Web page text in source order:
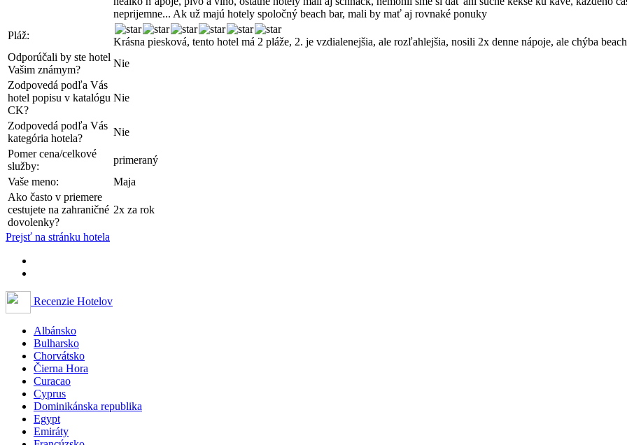
neprijemne... Ak už majú hotely spoločný beach bar, mali by mať aj rovnaké ponuky
Pláž:
Krásna piesková, tento hotel má 2 pláže, 2. je vzdialenejšia, ale rozľahlejšia, nosili 2x denne nápoje, ale chýba
Odporúčali by ste hotel
Vašim známym?
Nie
Zodpovedá podľa Vás
hotel popisu v katalógu
CK?
Nie
Zodpovedá podľa Vás
kategória hotela?
Nie
Pomer cena/celkové
služby:
primeraný
Vaše meno:
Maja
Ako často v priemere
cestujete na zahraničné
dovolenky?
2x za rok
Prejsť na stránku hotela
Recenzie Hotelov
Albánsko
Bulharsko
Chorvátsko
Čierna Hora
Curacao
Cyprus
Dominikánska republika
Egypt
Emiráty